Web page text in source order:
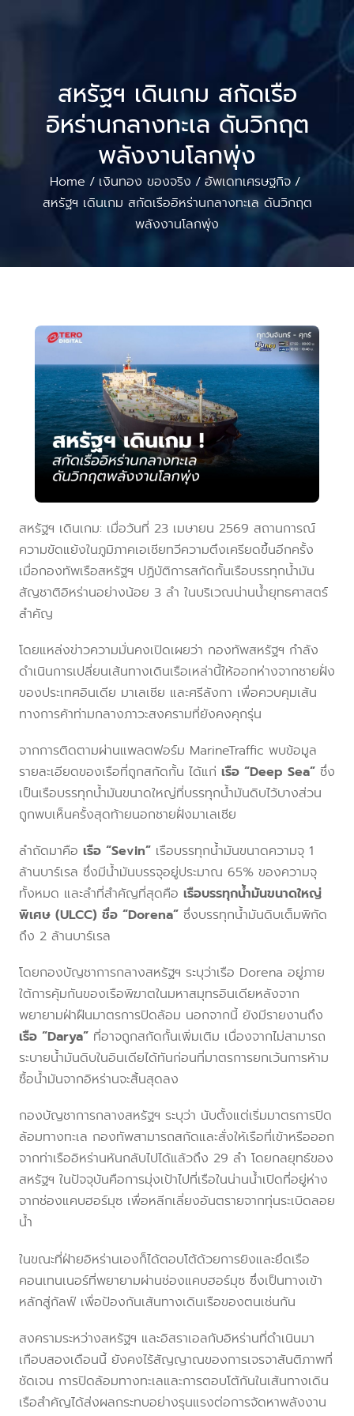
สหรัฐฯ เดินเกม สกัดเรือ
อิหร่านกลางทะเล ดันวิกฤต
พลังงานโลกพุ่ง
Home / เงินทอง ของจริง / อัพเดทเศรษฐกิจ /
สหรัฐฯ เดินเกม สกัดเรืออิหร่านกลางทะเล ดันวิกฤต
พลังงานโลกพุ่ง
สหรัฐฯ เดินเกม: เมื่อวันที่ 23 เมษายน 2569 สถานการณ์
ความขัดแย้งในภูมิภาคเอเชียทวีความตึงเครียดขึ้นอีกครั้ง
เมื่อกองทัพเรือสหรัฐฯ ปฏิบัติการสกัดกั้นเรือบรรทุกน้ำมัน
สัญชาติอิหร่านอย่างน้อย 3 ลำ ในบริเวณน่านน้ำยุทธศาสตร์
สำคัญ
โดยแหล่งข่าวความมั่นคงเปิดเผยว่า กองทัพสหรัฐฯ กำลัง
ดำเนินการเปลี่ยนเส้นทางเดินเรือเหล่านี้ให้ออกห่างจากชายฝั่ง
ของประเทศอินเดีย มาเลเซีย และศรีลังกา เพื่อควบคุมเส้น
ทางการค้าท่ามกลางภาวะสงครามที่ยังคงคุกรุ่น
จากการติดตามผ่านแพลตฟอร์ม MarineTraffic พบข้อมูล
รายละเอียดของเรือที่ถูกสกัดกั้น ได้แก่ เรือ “Deep Sea” ซึ่ง
เป็นเรือบรรทุกน้ำมันขนาดใหญ่ที่บรรทุกน้ำมันดิบไว้บางส่วน
ถูกพบเห็นครั้งสุดท้ายนอกชายฝั่งมาเลเซีย
ลำถัดมาคือ เรือ “Sevin” เรือบรรทุกน้ำมันขนาดความจุ 1
ล้านบาร์เรล ซึ่งมีน้ำมันบรรจุอยู่ประมาณ 65% ของความจุ
ทั้งหมด และลำที่สำคัญที่สุดคือ เรือบรรทุกน้ำมันขนาดใหญ่
พิเศษ (ULCC) ชื่อ “Dorena” ซึ่งบรรทุกน้ำมันดิบเต็มพิกัด
ถึง 2 ล้านบาร์เรล
โดยกองบัญชาการกลางสหรัฐฯ ระบุว่าเรือ Dorena อยู่ภาย
ใต้การคุ้มกันของเรือพิฆาตในมหาสมุทรอินเดียหลังจาก
พยายามฝ่าฝืนมาตรการปิดล้อม นอกจากนี้ ยังมีรายงานถึง
เรือ “Darya” ที่อาจถูกสกัดกั้นเพิ่มเติม เนื่องจากไม่สามารถ
ระบายน้ำมันดิบในอินเดียได้ทันก่อนที่มาตรการยกเว้นการห้าม
ซื้อน้ำมันจากอิหร่านจะสิ้นสุดลง
กองบัญชาการกลางสหรัฐฯ ระบุว่า นับตั้งแต่เริ่มมาตรการปิด
ล้อมทางทะเล กองทัพสามารถสกัดและสั่งให้เรือที่เข้าหรือออก
จากท่าเรืออิหร่านหันกลับไปได้แล้วถึง 29 ลำ โดยกลยุทธ์ของ
สหรัฐฯ ในปัจจุบันคือการมุ่งเป้าไปที่เรือในน่านน้ำเปิดที่อยู่ห่าง
จากช่องแคบฮอร์มุซ เพื่อหลีกเลี่ยงอันตรายจากทุ่นระเบิดลอย
น้ำ
ในขณะที่ฝ่ายอิหร่านเองก็ได้ตอบโต้ด้วยการยิงและยึดเรือ
คอนเทนเนอร์ที่พยายามผ่านช่องแคบฮอร์มุซ ซึ่งเป็นทางเข้า
หลักสู่กัลฟ์ เพื่อป้องกันเส้นทางเดินเรือของตนเช่นกัน
สงครามระหว่างสหรัฐฯ และอิสราเอลกับอิหร่านที่ดำเนินมา
เกือบสองเดือนนี้ ยังคงไร้สัญญาณของการเจรจาสันติภาพที่
ชัดเจน การปิดล้อมทางทะเลและการตอบโต้กันในเส้นทางเดิน
เรือสำคัญได้ส่งผลกระทบอย่างรุนแรงต่อการจัดหาพลังงาน